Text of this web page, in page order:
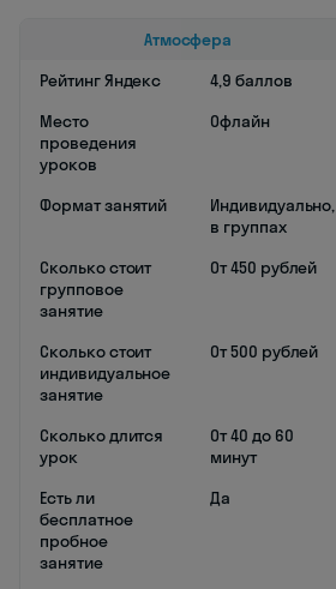
Атмосфера
Рейтинг Яндекс
4,9 баллов
Место
проведения
уроков
Офлайн
Формат занятий
Индивидуально,
в группах
Сколько стоит
групповое
занятие
От 450 рублей
Сколько стоит
индивидуальное
занятие
От 500 рублей
Сколько длится
урок
От 40 до 60
минут
Есть ли
бесплатное
пробное
занятие
Да